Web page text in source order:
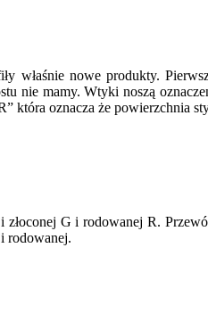
właśnie nowe produkty.
nie mamy. Wtyki noszą
która oznacza że powierzchnia
G i rodowanej R.
rodowanej.